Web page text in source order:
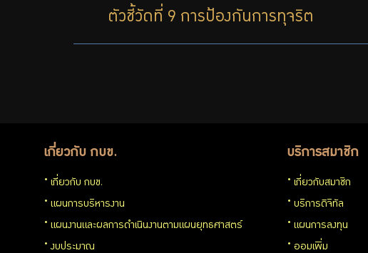
ตัวชี้วัดที่ 9 การป้องกันการทุจริต
เกี่ยวกับ กบข.
เกี่ยวกับ กบข.
แผนการบริหารงาน
แผนงานและผลการดำเนินงานตามแผนยุทธศาสตร์
งบประมาณ
บริการสมาชิก
เกี่ยวกับสมาชิก
บริการดิจิทัล
แผนการลงทุน
ออมเพิ่ม